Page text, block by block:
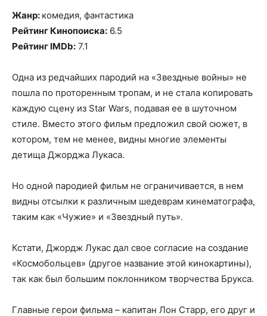
Жанр: комедия, фантастика
Рейтинг Кинопоиска: 6.5
Рейтинг IMDb: 7.1
Одна из редчайших пародий на «Звездные войны» не
пошла по проторенным тропам, и не стала копировать
каждую сцену из Star Wars, подавая ее в шуточном
стиле. Вместо этого фильм предложил свой сюжет, в
котором, тем не менее, видны многие элементы
детища Джорджа Лукаса.
Но одной пародией фильм не ограничивается, в нем
видны отсылки к различным шедеврам кинематографа,
таким как «Чужие» и «Звездный путь».
Кстати, Джордж Лукас дал свое согласие на создание
«Космобольцев» (другое название этой кинокартины),
так как был большим поклонником творчества Брукса.
Главные герои фильма – капитан Лон Старр, его друг и